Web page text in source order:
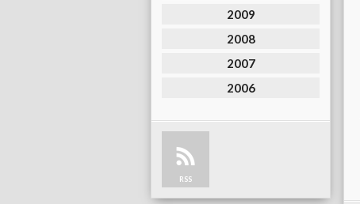
2009
2008
2007
2006
RSS